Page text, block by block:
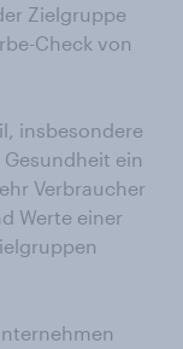
Zielgruppe
Check von
insbesondere
ein
Verbraucher
Werte einer